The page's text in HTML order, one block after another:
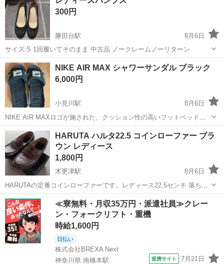
ずお取引きご希望日やお時間帯を数候補ご記載下さい。 当方は平日午
後以降であれば...300円
勝田台駅
8月6日
サイズ:S 1回履いてそのまま 中古品 ノークレームノーリターン
千葉 八千代市 勝田台駅 靴
NIKE AIR MAX シャワーサンダル ブラック
6,000円
小見川駅
8月6日
NIKE AIR MAXロゴが施された、クッション性の高いフットベッドを
備えたスポーツサンダルです。 サイズ27センチ - ブランド: NIKE - モ
デル: AIR MAX - カラー: ブラック - 製品タイプ: シャワ...
千葉 香取市 靴
HARUTA ハルタ22.5 コインローファー ブラ
ウン レディース
1,800円
木更津駅
8月6日
HARUTAの定番コインローファーです。レディース22.5センチ 落ち着
いたブラウンカラーで、通学や通勤など幅広いシーンで活躍します。
全体的に使用感があり、表面に履きジワや細かなスレが見られます
が、まだまだご愛用いただけ...
千葉 木更津市 木更津駅 靴
≪寮無料・月収35万円・派遣社員≫クレー
ン・フォークリフト・重機
時給1,600円
日払い
株式会社BREXA Next
神奈川県 南橋本駅
提携サイト 7月21日